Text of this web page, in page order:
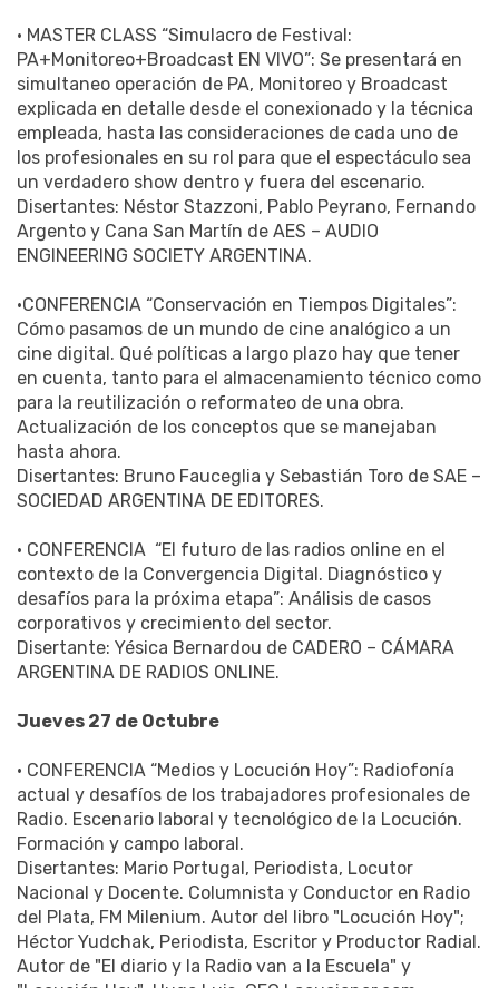
• MASTER CLASS “Simulacro de Festival:
PA+Monitoreo+Broadcast EN VIVO”: Se presentará en
simultaneo operación de PA, Monitoreo y Broadcast
explicada en detalle desde el conexionado y la técnica
empleada, hasta las consideraciones de cada uno de
los profesionales en su rol para que el espectáculo sea
un verdadero show dentro y fuera del escenario.
Disertantes: Néstor Stazzoni, Pablo Peyrano, Fernando
Argento y Cana San Martín de AES – AUDIO
ENGINEERING SOCIETY ARGENTINA.
•CONFERENCIA “Conservación en Tiempos Digitales”:
Cómo pasamos de un mundo de cine analógico a un
cine digital. Qué políticas a largo plazo hay que tener
en cuenta, tanto para el almacenamiento técnico como
para la reutilización o reformateo de una obra.
Actualización de los conceptos que se manejaban
hasta ahora.
Disertantes: Bruno Fauceglia y Sebastián Toro de SAE –
SOCIEDAD ARGENTINA DE EDITORES.
• CONFERENCIA “El futuro de las radios online en el
contexto de la Convergencia Digital. Diagnóstico y
desafíos para la próxima etapa”: Análisis de casos
corporativos y crecimiento del sector.
Disertante: Yésica Bernardou de CADERO – CÁMARA
ARGENTINA DE RADIOS ONLINE.
Jueves 27 de Octubre
• CONFERENCIA “Medios y Locución Hoy”: Radiofonía
actual y desafíos de los trabajadores profesionales de
Radio. Escenario laboral y tecnológico de la Locución.
Formación y campo laboral.
Disertantes: Mario Portugal, Periodista, Locutor
Nacional y Docente. Columnista y Conductor en Radio
del Plata, FM Milenium. Autor del libro "Locución Hoy";
Héctor Yudchak, Periodista, Escritor y Productor Radial.
Autor de "El diario y la Radio van a la Escuela" y